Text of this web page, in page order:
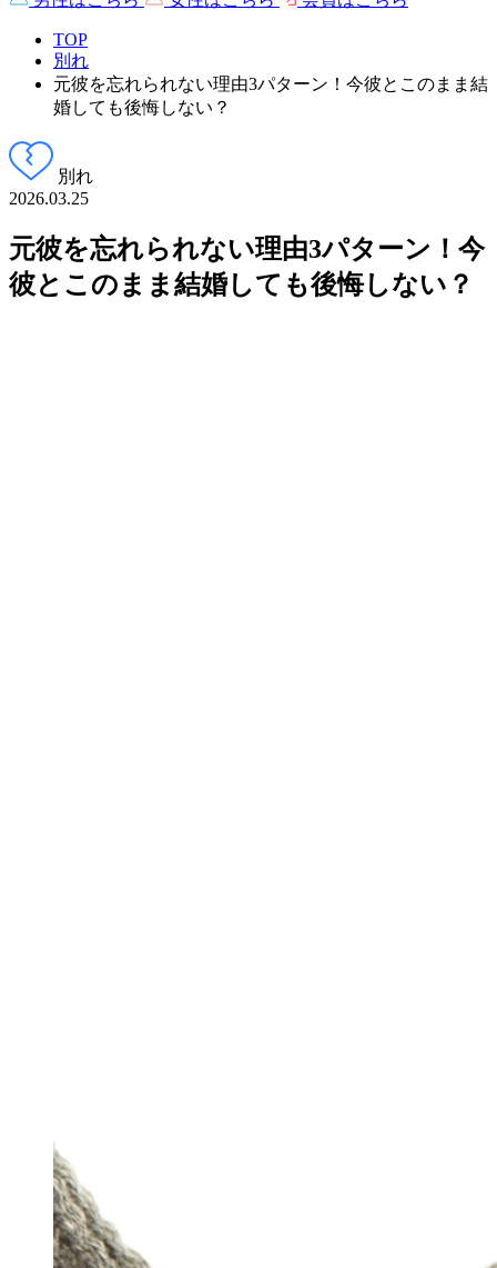
TOP
別れ
元彼を忘れられない理由3パターン！今彼とこのまま結
婚しても後悔しない？
別れ
2026.03.25
元彼を忘れられない理由3パターン！今
彼とこのまま結婚しても後悔しない？